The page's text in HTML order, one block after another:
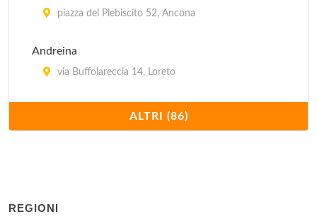
piazza del Plebiscito 52, Ancona
Andreina
via Buffolareccia 14, Loreto
via Filzi 7, Cupramontana
ALTRI (86)
REGIONI